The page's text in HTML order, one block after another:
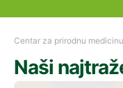
Centar za prirodnu medicinu
Naši